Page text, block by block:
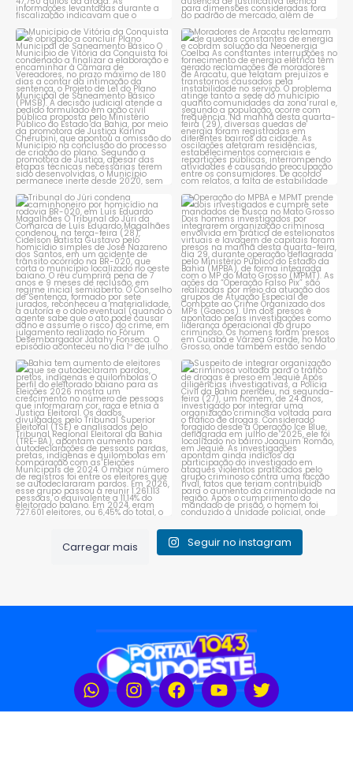
Município de Vitória da
Conquista é obrigado a...
1 0
Moradores de Aracatu
reclamam de quedas
constantes ...
1 0
Tribunal do Júri condena
caminhoneiro por...
1 0
Operação do MPBA e MPMT
prende dois investigados e...
1 0
Bahia tem aumento de eleitores
que se autodeclaram...
1 0
Suspeito de integrar
organização criminosa
voltada...
1 0
Carregar mais Seguir no instagram